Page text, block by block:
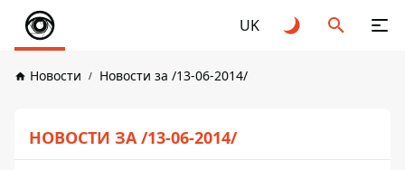
UK
Новости Новости за /13-06-2014/
НОВОСТИ ЗА /13-06-2014/